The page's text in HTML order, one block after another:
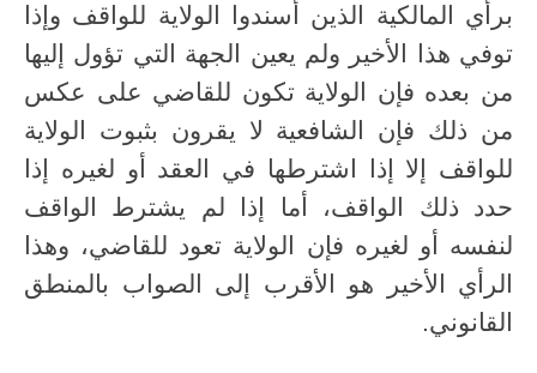
برأي المالكية الذين أسندوا الولاية للواقف وإذا
توفي هذا الأخير ولم يعين الجهة التي تؤول إليها
من بعده فإن الولاية تكون للقاضي على عكس
من ذلك فإن الشافعية لا يقرون بثبوت الولاية
للواقف إلا إذا اشترطها في العقد أو لغيره إذا
حدد ذلك الواقف، أما إذا لم يشترط الواقف
لنفسه أو لغيره فإن الولاية تعود للقاضي، وهذا
الرأي الأخير هو الأقرب إلى الصواب بالمنطق
القانوني.